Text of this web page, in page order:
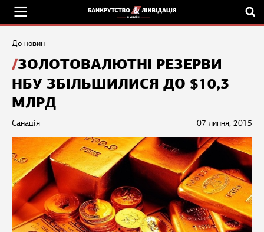
До новин
ЗОЛОТОВАЛЮТНІ РЕЗЕРВИ
НБУ ЗБІЛЬШИЛИСЯ ДО $10,3
МЛРД
07 липня, 2015
Санація